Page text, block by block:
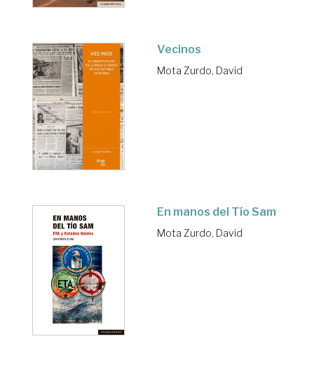
Vecinos
Mota Zurdo, David
En manos del Tío Sam
Mota Zurdo, David